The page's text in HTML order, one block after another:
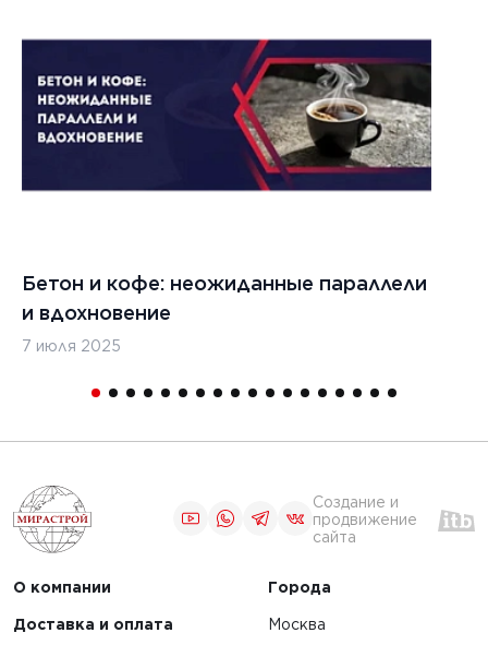
г.
Бетон и кофе: неожиданные параллели
и вдохновение
7 июля 2025
Создание и
продвижение
сайта
О компании
Доставка и оплата
Города
Москва